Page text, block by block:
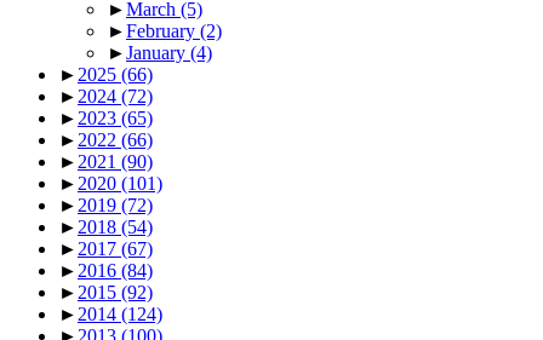
►March (5)
►February (2)
►January (4)
►2025 (66)
►2024 (72)
►2023 (65)
►2022 (66)
►2021 (90)
►2020 (101)
►2019 (72)
►2018 (54)
►2017 (67)
►2016 (84)
►2015 (92)
►2014 (124)